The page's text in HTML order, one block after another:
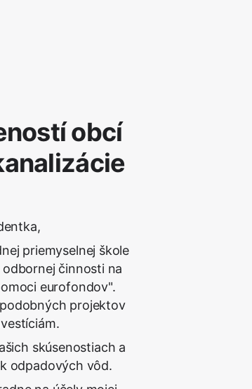
obcí
priemyselnej škole
činnosti na
eurofondov".
projektov
skúsenostiach a
odpadových vôd.